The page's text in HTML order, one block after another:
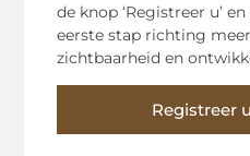
de knop ‘Registreer u’
eerste stap richting meer
zichtbaarheid en
Registreer u